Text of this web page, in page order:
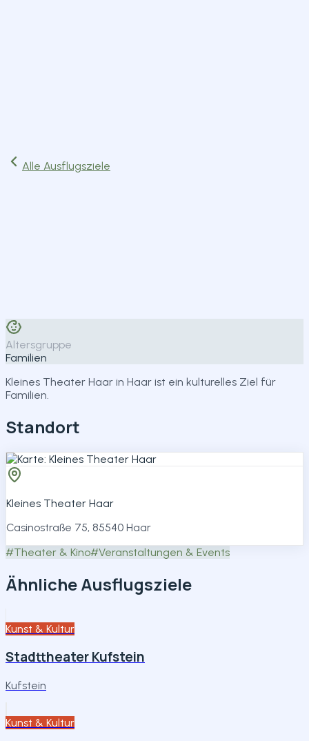
Alle Ausflugsziele
Altersgruppe
Familien
Kleines Theater Haar in Haar ist ein kulturelles Ziel für
Familien.
Standort
Kleines Theater Haar
Casinostraße 75, 85540 Haar
#Theater & Kino#Veranstaltungen & Events
Ähnliche Ausflugsziele
Kunst & Kultur
Stadttheater Kufstein
Kufstein
Kunst & Kultur